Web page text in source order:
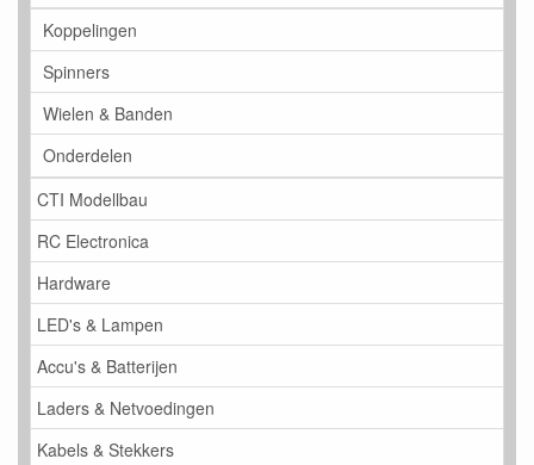
Koppelingen
Spinners
Wielen & Banden
Onderdelen
CTI Modellbau
RC Electronica
Hardware
LED's & Lampen
Accu's & Batterijen
Laders & Netvoedingen
Kabels & Stekkers